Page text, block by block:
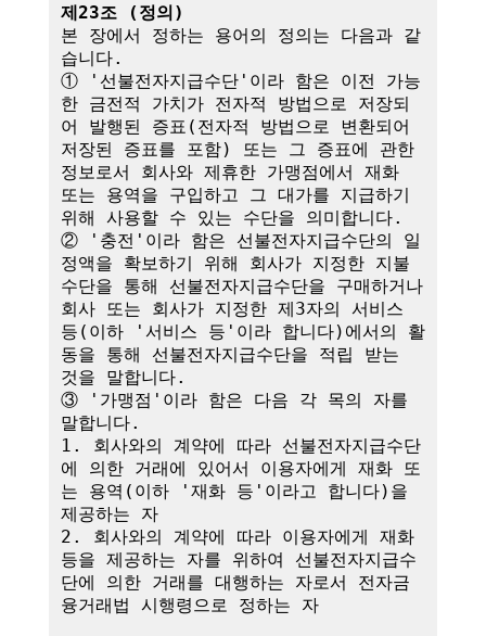
제23조 (정의)
본 장에서 정하는 용어의 정의는 다음과 같
습니다.
① '선불전자지급수단'이라 함은 이전 가능
한 금전적 가치가 전자적 방법으로 저장되
어 발행된 증표(전자적 방법으로 변환되어
저장된 증표를 포함) 또는 그 증표에 관한
정보로서 회사와 제휴한 가맹점에서 재화
또는 용역을 구입하고 그 대가를 지급하기
위해 사용할 수 있는 수단을 의미합니다.
② '충전'이라 함은 선불전자지급수단의 일
정액을 확보하기 위해 회사가 지정한 지불
수단을 통해 선불전자지급수단을 구매하거나
회사 또는 회사가 지정한 제3자의 서비스
등(이하 '서비스 등'이라 합니다)에서의 활
동을 통해 선불전자지급수단을 적립 받는
것을 말합니다.
③ '가맹점'이라 함은 다음 각 목의 자를
말합니다.
1. 회사와의 계약에 따라 선불전자지급수단
에 의한 거래에 있어서 이용자에게 재화 또
는 용역(이하 '재화 등'이라고 합니다)을
제공하는 자
2. 회사와의 계약에 따라 이용자에게 재화
등을 제공하는 자를 위하여 선불전자지급수
단에 의한 거래를 대행하는 자로서 전자금
융거래법 시행령으로 정하는 자